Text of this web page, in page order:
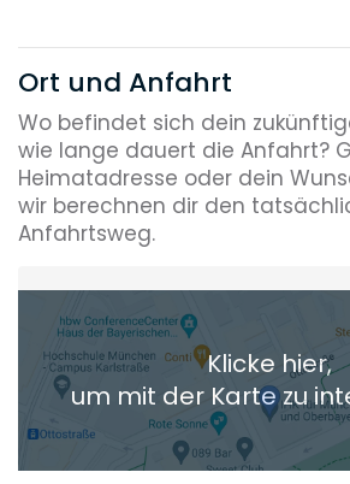
Ort und Anfahrt
Wo befindet sich dein
wie lange dauert die Anfahrt?
Heimatadresse oder dein
wir berechnen dir den
Anfahrtsweg.
Heimatadresse oder Wunschort
+ Aktuellen Standort hinzufügen
Die berechneten Anreisezeiten
Verkehrsdaten eines typischen
Klicke hier,
um mit der Karte zu